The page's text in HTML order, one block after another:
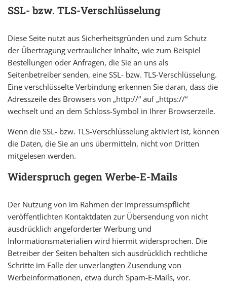
SSL- bzw. TLS-Verschlüsselung
Diese Seite nutzt aus Sicherheitsgründen und zum Schutz
der Übertragung vertraulicher Inhalte, wie zum Beispiel
Bestellungen oder Anfragen, die Sie an uns als
Seitenbetreiber senden, eine SSL- bzw. TLS-Verschlüsselung.
Eine verschlüsselte Verbindung erkennen Sie daran, dass die
Adresszeile des Browsers von „http://“ auf „https://“
wechselt und an dem Schloss-Symbol in Ihrer Browserzeile.
Wenn die SSL- bzw. TLS-Verschlüsselung aktiviert ist, können
die Daten, die Sie an uns übermitteln, nicht von Dritten
mitgelesen werden.
Widerspruch gegen Werbe-E-Mails
Der Nutzung von im Rahmen der Impressumspflicht
veröffentlichten Kontaktdaten zur Übersendung von nicht
ausdrücklich angeforderter Werbung und
Informationsmaterialien wird hiermit widersprochen. Die
Betreiber der Seiten behalten sich ausdrücklich rechtliche
Schritte im Falle der unverlangten Zusendung von
Werbeinformationen, etwa durch Spam-E-Mails, vor.